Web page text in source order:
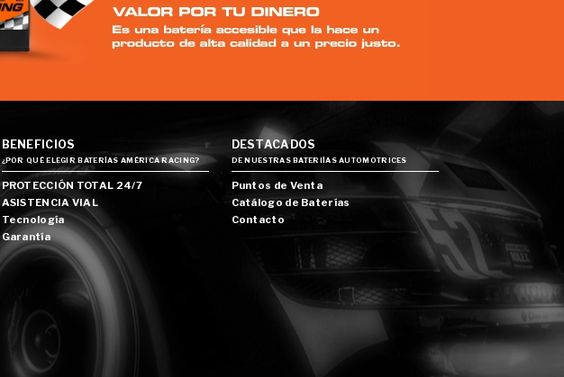
BENEFICIOS
¿POR QUÉ ELEGIR BATERÍAS AMÉRICA RACING?
PROTECCIÓN TOTAL 24/7
ASISTENCIA VIAL
Tecnología
Garantía
DESTACADOS
DE NUESTRAS BATERIÍAS AUTOMOTRICES
Puntos de Venta
Catálogo de Baterías
Contacto